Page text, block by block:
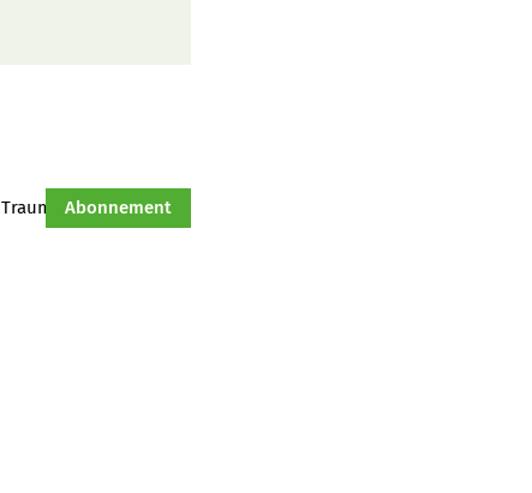
Traumtraktor Hof-Management
Abonnement